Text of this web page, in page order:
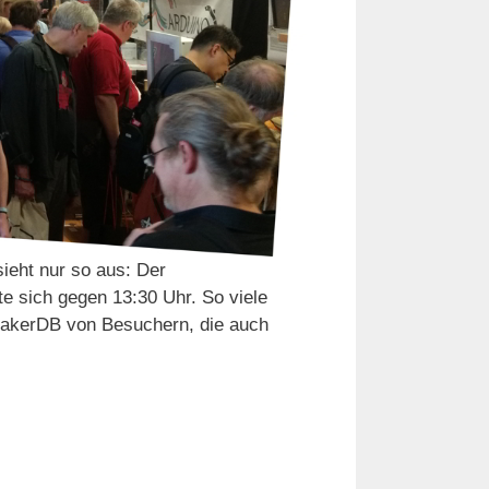
nur so aus: Der
sich gegen 13:30 Uhr. So viele
von Besuchern, die auch